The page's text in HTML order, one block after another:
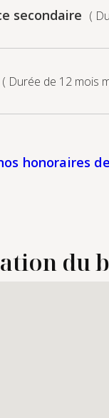
secondaire (
( Durée de 12 mois
honoraires
du